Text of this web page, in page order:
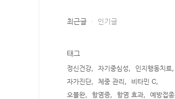
최근글 인기글
태그
정신건강 자기중심성
인지행동치료
자가진단
체중 관리
비타민 C
오블완
항염증 항염 효과
예방접종